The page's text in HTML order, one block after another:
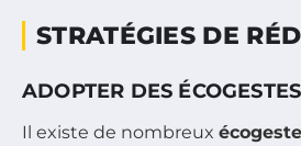
STRATÉGIES DE
ADOPTER DES
Il existe de nombreux